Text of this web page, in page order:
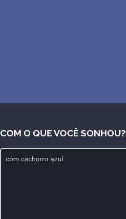
COM O QUE VOCÊ SONHOU?